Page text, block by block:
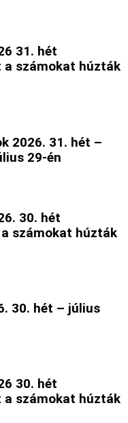
31. hét
számokat húzták
2026. 31. hét –
29-én
30. hét
számokat húzták
30. hét – július
30. hét
számokat húzták